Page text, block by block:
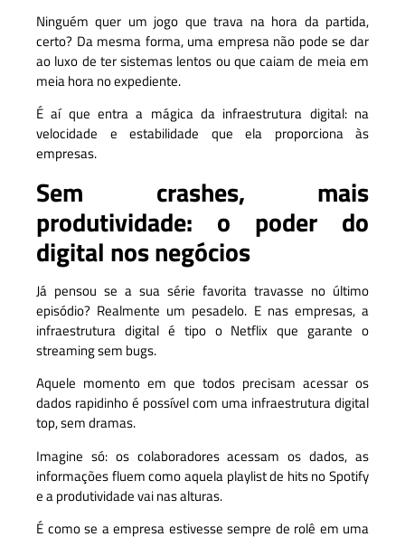
Ninguém quer um jogo que trava na hora da partida,
certo? Da mesma forma, uma empresa não pode se dar
ao luxo de ter sistemas lentos ou que caiam de meia em
meia hora no expediente.
É aí que entra a mágica da infraestrutura digital: na
velocidade e estabilidade que ela proporciona às
empresas.
Sem crashes, mais
produtividade: o poder do
digital nos negócios
Já pensou se a sua série favorita travasse no último
episódio? Realmente um pesadelo. E nas empresas, a
infraestrutura digital é tipo o Netflix que garante o
streaming sem bugs.
Aquele momento em que todos precisam acessar os
dados rapidinho é possível com uma infraestrutura digital
top, sem dramas.
Imagine só: os colaboradores acessam os dados, as
informações fluem como aquela playlist de hits no Spotify
e a produtividade vai nas alturas.
É como se a empresa estivesse sempre de rolê em uma